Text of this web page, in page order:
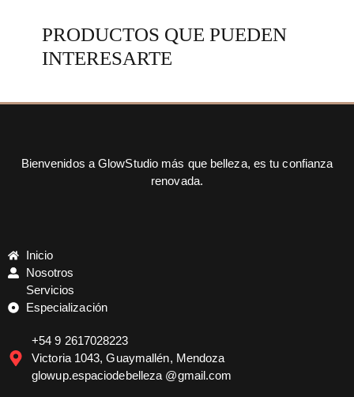
PRODUCTOS QUE PUEDEN
INTERESARTE
Bienvenidos a GlowStudio más que belleza, es tu confianza
renovada.
Inicio
Nosotros
Servicios
Especialización
+54 9 2617028223
Victoria 1043, Guaymallén, Mendoza
glowup.espaciodebelleza @gmail.com